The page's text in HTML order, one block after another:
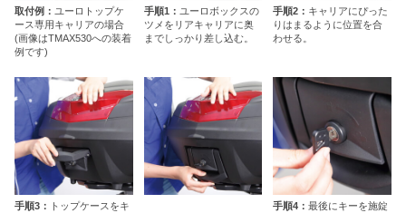
取付例： ユーロトップケ
ース専用キャリアの場合
(画像はTMAX530への装着
例です)
手順1： ユーロボックスの
ツメをリアキャリアに奥
までしっかり差し込む。
手順2： キャリアにぴった
りはまるように位置を合
わせる。
手順3：
トップケースをキ
手順4：最後にキーを施錠